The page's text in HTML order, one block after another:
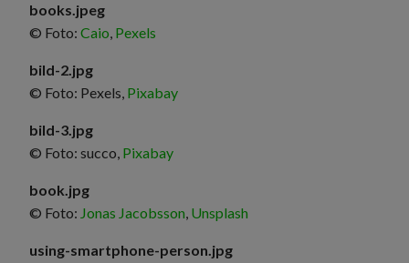
books.jpeg
© Foto: Caio, Pexels
bild-2.jpg
© Foto: Pexels, Pixabay
bild-3.jpg
© Foto: succo, Pixabay
book.jpg
© Foto: Jonas Jacobsson, Unsplash
using-smartphone-person.jpg